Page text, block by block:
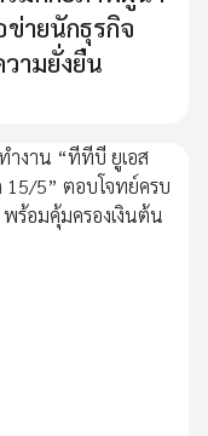
ายนักธุรกิจ
ามยั่งยืน